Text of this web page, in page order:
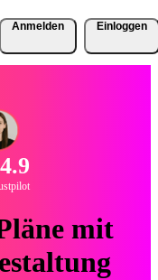
Anmelden Einloggen
4.9
mit